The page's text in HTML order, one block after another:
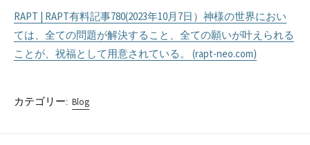
RAPT | RAPT有料記事780(2023年10月7日）神様の世界におい
ては、全ての問題が解決すること、全ての願いが叶えられる
ことが、祝福として用意されている。 (rapt-neo.com)
カテゴリー: Blog